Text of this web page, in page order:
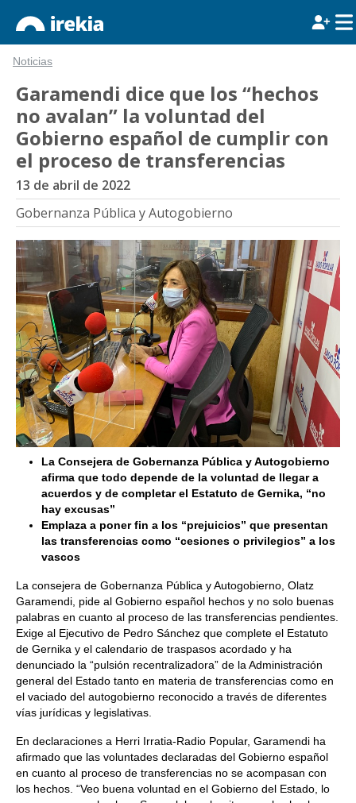
Noticias
Garamendi dice que los “hechos
no avalan” la voluntad del
Gobierno español de cumplir con
el proceso de transferencias
13 de abril de 2022
Gobernanza Pública y Autogobierno
La Consejera de Gobernanza Pública y Autogobierno
afirma que todo depende de la voluntad de llegar a
acuerdos y de completar el Estatuto de Gernika, “no
hay excusas”
Emplaza a poner fin a los “prejuicios” que presentan
las transferencias como “cesiones o privilegios” a los
vascos
La consejera de Gobernanza Pública y Autogobierno, Olatz
Garamendi, pide al Gobierno español hechos y no solo buenas
palabras en cuanto al proceso de las transferencias pendientes.
Exige al Ejecutivo de Pedro Sánchez que complete el Estatuto
de Gernika y el calendario de traspasos acordado y ha
denunciado la “pulsión recentralizadora” de la Administración
general del Estado tanto en materia de transferencias como en
el vaciado del autogobierno reconocido a través de diferentes
vías jurídicas y legislativas.
En declaraciones a Herri Irratia-Radio Popular, Garamendi ha
afirmado que las voluntades declaradas del Gobierno español
en cuanto al proceso de transferencias no se acompasan con
los hechos. “Veo buena voluntad en el Gobierno del Estado, lo